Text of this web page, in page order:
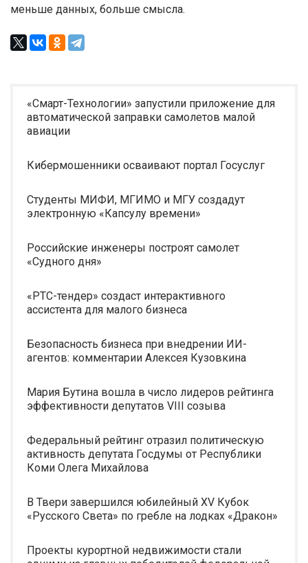
меньше данных, больше смысла.
«Смарт-Технологии» запустили приложение для
автоматической заправки самолетов малой
авиации
Кибермошенники осваивают портал Госуслуг
Студенты МИФИ, МГИМО и МГУ создадут
электронную «Капсулу времени»
Российские инженеры построят самолет
«Судного дня»
«РТС-тендер» создаст интерактивного
ассистента для малого бизнеса
Безопасность бизнеса при внедрении ИИ-
агентов: комментарии Алексея Кузовкина
Мария Бутина вошла в число лидеров рейтинга
эффективности депутатов VIII созыва
Федеральный рейтинг отразил политическую
активность депутата Госдумы от Республики
Коми Олега Михайлова
В Твери завершился юбилейный XV Кубок
«Русского Света» по гребле на лодках «Дракон»
Проекты курортной недвижимости стали